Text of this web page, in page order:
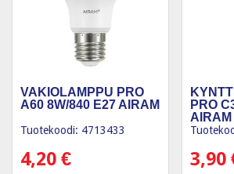
VAKIOLAMPPU PRO
A60 8W/840 E27 AIRAM
Tuotekoodi: 4713433
4,20 €
PRO
AIRAM
3,90